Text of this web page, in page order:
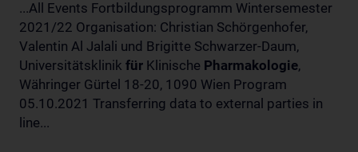
...All Events Fortbildungsprogramm Wintersemester
2021/22 Organisation: Christian Schörgenhofer,
Valentin Al Jalali und Brigitte Schwarzer-Daum,
Universitätsklinik für Klinische Pharmakologie,
Währinger Gürtel 18-20, 1090 Wien Program
05.10.2021 Transferring data to external parties in
line...